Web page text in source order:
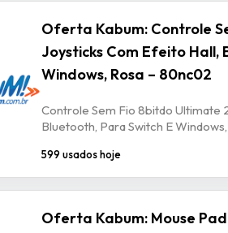
Oferta Kabum: Controle
Joysticks Com Efeito Hall,
Windows, Rosa – 80nc02
Controle Sem Fio 8bitdo Ultimate
Bluetooth, Para Switch E
599 usados hoje
Oferta Kabum: Mouse